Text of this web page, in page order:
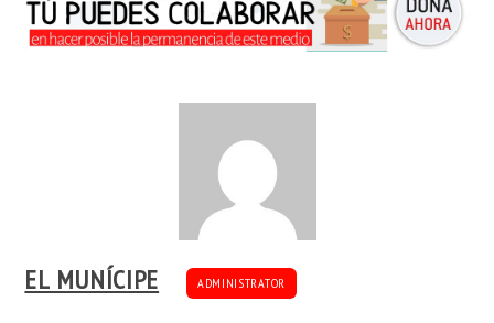
EL MUNÍCIPE ADMINISTRATOR